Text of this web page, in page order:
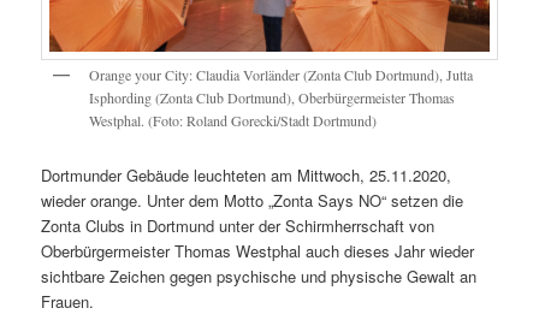
Orange your City: Claudia Vorländer (Zonta Club Dortmund), Jutta
Isphording (Zonta Club Dortmund), Oberbürgermeister Thomas
Westphal. (Foto: Roland Gorecki/Stadt Dortmund)
Dortmunder Gebäude leuchteten am Mittwoch, 25.11.2020,
wieder orange. Unter dem Motto „Zonta Says NO“ setzen die
Zonta Clubs in Dortmund unter der Schirmherrschaft von
Oberbürgermeister Thomas Westphal auch dieses Jahr wieder
sichtbare Zeichen gegen psychische und physische Gewalt an
Frauen.